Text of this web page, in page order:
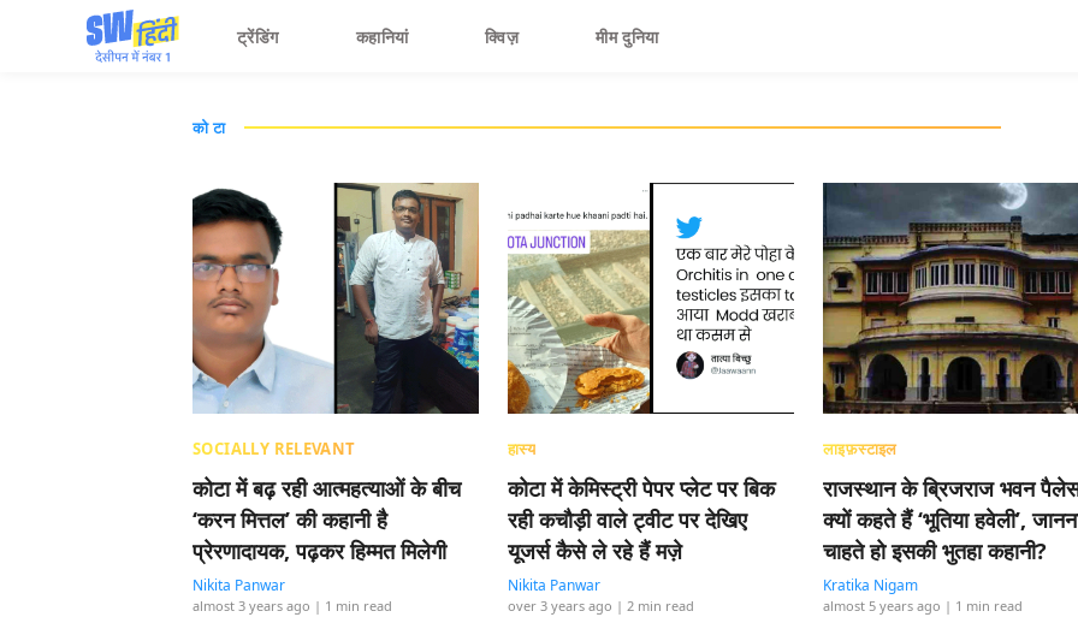
ट्रेंडिंग कहानियां क्विज़ मीम दुनिया
कोटा
SOCIALLY RELEVANT
कोटा में बढ़ रही आत्महत्याओं के बीच
‘करन मित्तल’ की कहानी है
प्रेरणादायक, पढ़कर हिम्मत मिलेगी
Nikita Panwar
almost 3 years ago | 1 min read
हास्य
कोटा में केमिस्ट्री पेपर प्लेट पर बिक
रही कचौड़ी वाले ट्वीट पर देखिए
यूजर्स कैसे ले रहे हैं मज़े
Nikita Panwar
over 3 years ago | 2 min read
लाइफ़स्टाइल
राजस्थान के ब्रिजराज भवन
क्यों कहते हैं ‘भूतिया हवेली’,
चाहते हो इसकी भुतहा कहानी?
Kratika Nigam
almost 5 years ago | 1 min read